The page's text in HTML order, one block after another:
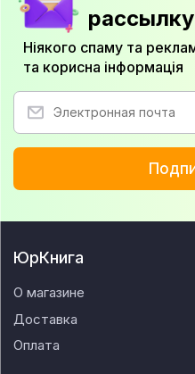
Ніякого спаму та
та корисна інформація
ЮрКнига
О магазине
Доставка
Оплата